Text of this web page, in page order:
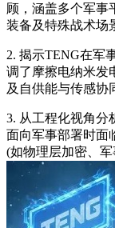
顾，涵盖多个军事
装备及特殊战术场
2. 揭示TENG在军
调了摩擦电纳米发
及自供能与传感协
3. 从工程化视角分
面向军事部署时面
(如物理层加密、军